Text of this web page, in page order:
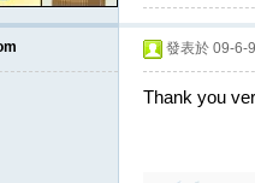
發表於 09-6-
Thank you